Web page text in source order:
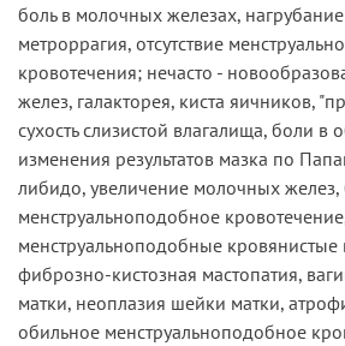
боль в молочных железах,
метроррагия, отсутствие
кровотечения; нечасто -
желез, галакторея, киста яичников,
сухость слизистой влагалища, боли в
изменения результатов мазка по
либидо, увеличение молочных
менструальноподобное
менструальноподобные
фиброзно-кистозная мастопатия,
матки, неоплазия шейки матки,
обильное менструальноподобное